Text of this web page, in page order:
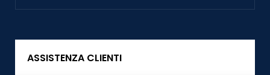
ASSISTENZA CLIENTI